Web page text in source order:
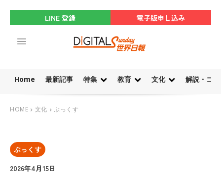
LINE 登録 電子版申し込み
Home 最新記事 特集 教育 文化 解説・コ
HOME 文化 ぶっくす
ぶっくす
2026年4月15日